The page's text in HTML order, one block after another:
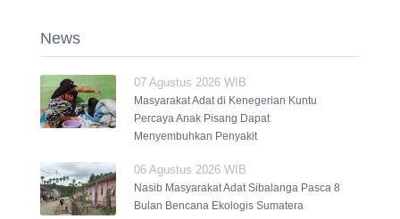
News
07 Agustus 2026 WIB
Masyarakat Adat di Kenegerian Kuntu
Percaya Anak Pisang Dapat
Menyembuhkan Penyakit
06 Agustus 2026 WIB
Nasib Masyarakat Adat Sibalanga Pasca 8
Bulan Bencana Ekologis Sumatera